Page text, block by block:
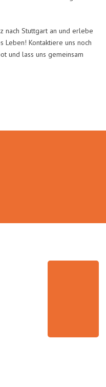
nach Stuttgart an und erlebe
Leben! Kontaktiere uns noch
und lass uns gemeinsam